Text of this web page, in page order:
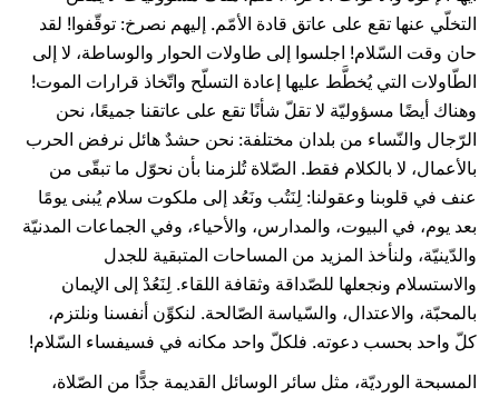
التخلّي عنها تقع على عاتق قادة الأمّم. إليهم نصرخ: توقّفوا! لقد
حان وقت السّلام! اجلسوا إلى طاولات الحوار والوساطة، لا إلى
الطّاولات التي يُخطَّط عليها إعادة التسلّح واتّخاذ قرارات الموت!
وهناك أيضًا مسؤوليّة لا تقلّ شأنًا تقع على عاتقنا جميعًا، نحن
الرّجال والنّساء من بلدان مختلفة: نحن حشدٌ هائل نرفض الحرب
بالأعمال، لا بالكلام فقط. الصّلاة تُلزمنا بأن نحوّل ما تبقّى من
عنف في قلوبنا وعقولنا: لِنَتُب ونَعُد إلى ملكوت سلام يُبنى يومًا
بعد يوم، في البيوت، والمدارس، والأحياء، وفي الجماعات المدنيّة
والدّينيّة، ولنأخذ المزيد من المساحات المتبقية للجدل
والاستسلام ونجعلها للصّداقة وثقافة اللقاء. لِنَعُدْ إلى الإيمان
بالمحبّة، والاعتدال، والسّياسة الصّالحة. لنكوِّن أنفسنا ونلتزم،
كلّ واحد بحسب دعوته. فلكلّ واحد مكانه في فسيفساء السّلام!
المسبحة الورديّة، مثل سائر الوسائل القديمة جدًّا من الصّلاة،